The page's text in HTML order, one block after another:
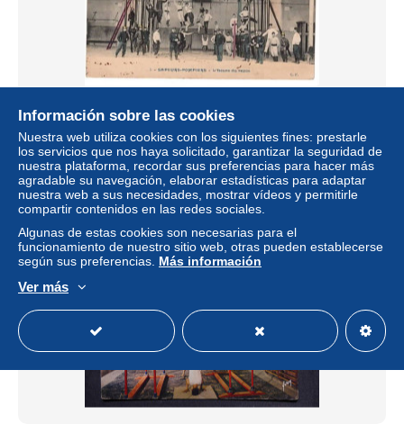
SAPEURS POMPIERS L'heure du repos
± 23,12 US$
Estatus Privado
Información sobre las cookies
Nuestra web utiliza cookies con los siguientes fines: prestarle
los servicios que nos haya solicitado, garantizar la seguridad de
nuestra plataforma, recordar sus preferencias para hacer más
agradable su navegación, elaborar estadísticas para adaptar
nuestra web a sus necesidades, mostrar vídeos y permitirle
compartir contenidos en las redes sociales.
Algunas de estas cookies son necesarias para el
funcionamiento de nuestro sitio web, otras pueden establecerse
según sus preferencias. Más información
Ver más